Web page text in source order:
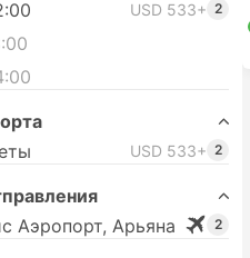
USD 533+ 2
USD 533+ 2
Аэропорт, Арьяна
2